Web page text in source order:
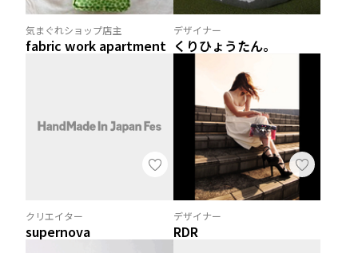
気まぐれショップ店主
fabric work apartment
デザイナー
くりひょうたん。
クリエイター
supernova
デザイナー
RDR